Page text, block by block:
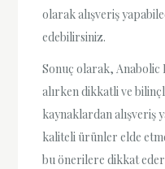
olarak alışveriş
edebilirsiniz.
Sonuç olarak, Anabolic
alırken dikkatli ve
kaynaklardan alışveriş
kaliteli ürünler elde
bu önerilere dikkat